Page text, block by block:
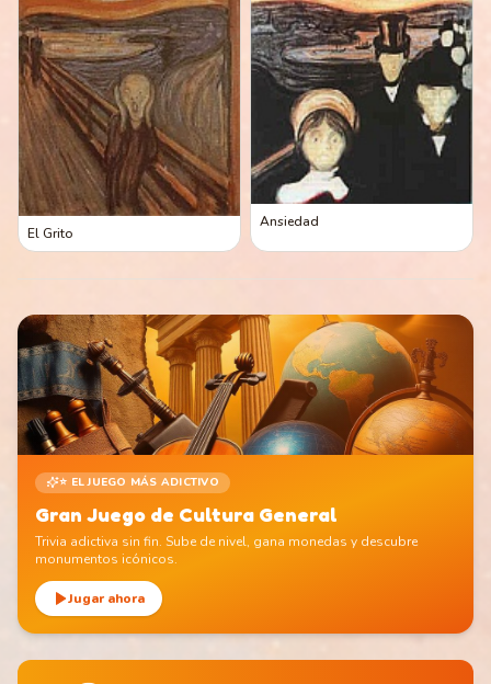
El Grito
Ansiedad
⭐ EL JUEGO MÁS ADICTIVO
Gran Juego de Cultura General
Trivia adictiva sin fin. Sube de nivel, gana monedas y descubre
monumentos icónicos.
Jugar ahora